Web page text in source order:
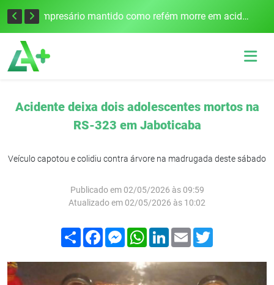
Edital para construção de ponte entre Itapiranga e Barra do Guarita deve ser lançado no segundo semestre Empresário mantido como refém morre em acidente após assalto em Cerro Largo
Acidente deixa dois adolescentes mortos na
RS-323 em Jaboticaba
Veículo capotou e colidiu contra árvore na madrugada deste sábado
Publicado em 02/05/2026 às 09:59
Atualizado em 02/05/2026 às 10:02
Compartilhar
FacebookMessenger
WhatsApp
LinkedIn
Email